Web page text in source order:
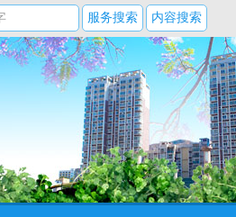
服务搜索 内容搜索